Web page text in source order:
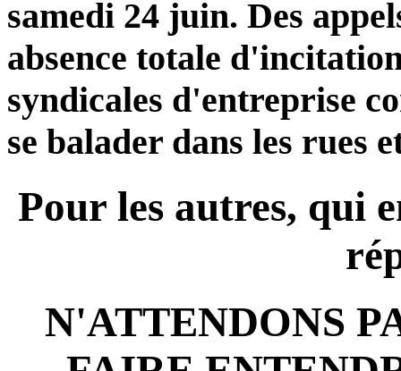
samedi 24 juin. Des
absence totale
syndicales d'entreprise
se balader dans les rues
Pour les autres, qui
N'ATTENDONS